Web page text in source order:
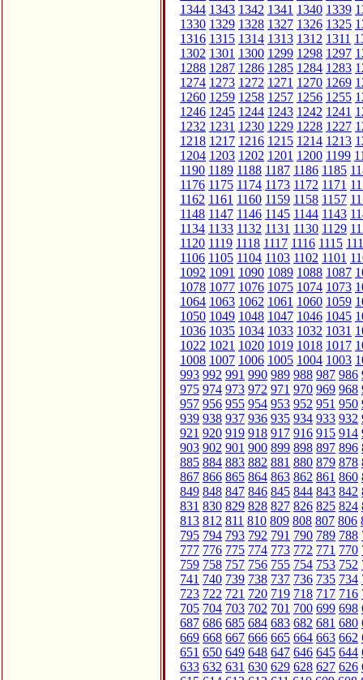
1344 1343 1342 1341 1340 1339
1330 1329 1328 1327 1326 1325
1316 1315 1314 1313 1312 1311
1302 1301 1300 1299 1298 1297
1288 1287 1286 1285 1284 1283
1274 1273 1272 1271 1270 1269
1260 1259 1258 1257 1256 1255
1246 1245 1244 1243 1242 1241
1232 1231 1230 1229 1228 1227
1218 1217 1216 1215 1214 1213
1204 1203 1202 1201 1200 1199
1190 1189 1188 1187 1186 1185
1176 1175 1174 1173 1172 1171
1162 1161 1160 1159 1158 1157
1148 1147 1146 1145 1144 1143
1134 1133 1132 1131 1130 1129
1120 1119 1118 1117 1116 1115
1106 1105 1104 1103 1102 1101
1092 1091 1090 1089 1088 1087
1078 1077 1076 1075 1074 1073
1064 1063 1062 1061 1060 1059
1050 1049 1048 1047 1046 1045
1036 1035 1034 1033 1032 1031
1022 1021 1020 1019 1018 1017
1008 1007 1006 1005 1004 1003
993 992 991 990 989 988 987 986
975 974 973 972 971 970 969 968
957 956 955 954 953 952 951 950
939 938 937 936 935 934 933 932
921 920 919 918 917 916 915 914
903 902 901 900 899 898 897 896
885 884 883 882 881 880 879 878
867 866 865 864 863 862 861 860
849 848 847 846 845 844 843 842
831 830 829 828 827 826 825 824
813 812 811 810 809 808 807 806
795 794 793 792 791 790 789 788
777 776 775 774 773 772 771 770
759 758 757 756 755 754 753 752
741 740 739 738 737 736 735 734
723 722 721 720 719 718 717 716
705 704 703 702 701 700 699 698
687 686 685 684 683 682 681 680
669 668 667 666 665 664 663 662
651 650 649 648 647 646 645 644
633 632 631 630 629 628 627 626